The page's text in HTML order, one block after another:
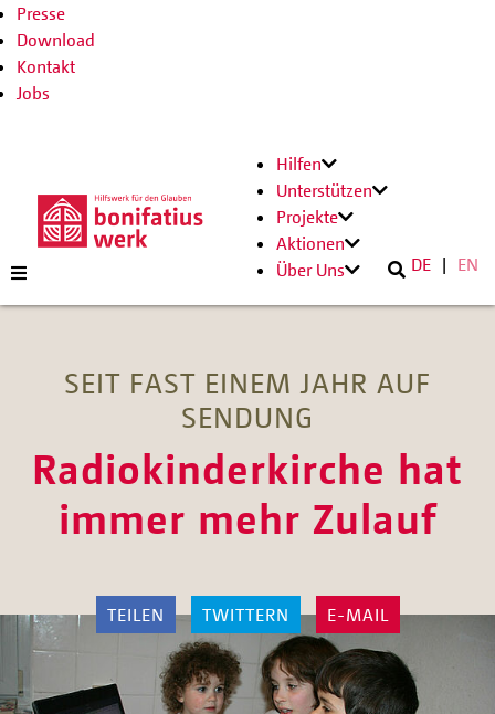
Presse
Download
Kontakt
Jobs
Hilfen
Unterstützen
Projekte
Aktionen
Über Uns
DE EN
SEIT FAST EINEM JAHR AUF
SENDUNG
Radiokinderkirche hat
immer mehr Zulauf
TEILEN TWITTERN E-MAIL